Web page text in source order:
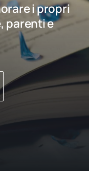
i propri
parenti e